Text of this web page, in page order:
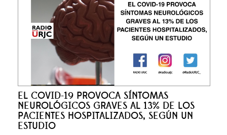
EL COVID-19 PROVOCA SÍNTOMAS
NEUROLÓGICOS GRAVES AL 13% DE LOS
PACIENTES HOSPITALIZADOS, SEGÚN UN
ESTUDIO